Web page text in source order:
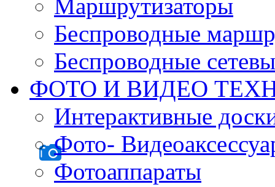
Маршрутизаторы
Беспроводные
Беспроводные
ФОТО И ВИДЕО
Интерактивные
Фото-
Фотоаппараты